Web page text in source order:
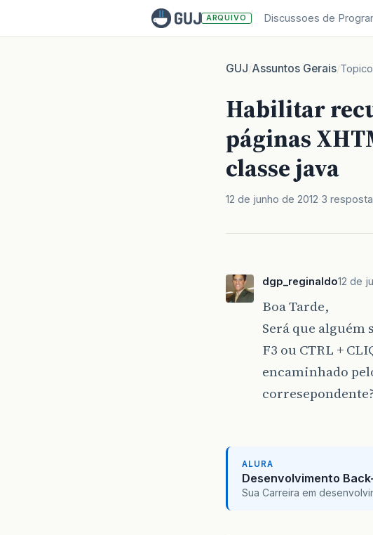
ARQUIVO Discussoes de
GUJ/Assuntos Gerais/Topico
Habilitar
páginas
classe java
12 de junho de 2012 3
dgp_reginaldo12 de
Boa Tarde,
Será que
F3 ou CTRL +
encaminhado
corresepondente?
ALURA
Desenvolvimento
Sua Carreira em